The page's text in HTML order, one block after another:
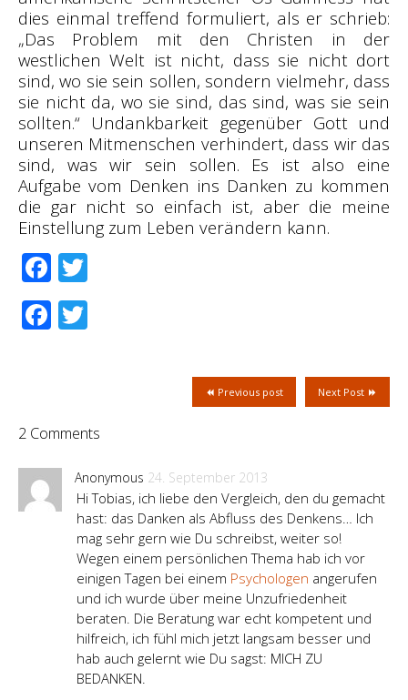
dies einmal treffend formuliert, als er schrieb:
„Das Problem mit den Christen in der
westlichen Welt ist nicht, dass sie nicht dort
sind, wo sie sein sollen, sondern vielmehr, dass
sie nicht da, wo sie sind, das sind, was sie sein
sollten.“ Undankbarkeit gegenüber Gott und
unseren Mitmenschen verhindert, dass wir das
sind, was wir sein sollen. Es ist also eine
Aufgabe vom Denken ins Danken zu kommen
die gar nicht so einfach ist, aber die meine
Einstellung zum Leben verändern kann.
Facebook
Facebook
Next Post
Previous post
2 Comments
Anonymous 24. September 2013
Hi Tobias, ich liebe den Vergleich, den du gemacht
hast: das Danken als Abfluss des Denkens… Ich
mag sehr gern wie Du schreibst, weiter so!
Wegen einem persönlichen Thema hab ich vor
einigen Tagen bei einem Psychologen angerufen
und ich wurde über meine Unzufriedenheit
beraten. Die Beratung war echt kompetent und
hilfreich, ich fühl mich jetzt langsam besser und
hab auch gelernt wie Du sagst: MICH ZU
BEDANKEN.